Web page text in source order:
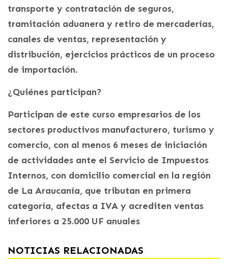
transporte y contratación de seguros,
tramitación aduanera y retiro de mercaderías,
canales de ventas, representación y
distribución, ejercicios prácticos de un proceso
de importación.
¿Quiénes participan?
Participan de este curso empresarios de los
sectores productivos manufacturero, turismo y
comercio, con al menos 6 meses de iniciación
de actividades ante el Servicio de Impuestos
Internos, con domicilio comercial en la región
de La Araucanía, que tributan en primera
categoría, afectas a IVA y acrediten ventas
inferiores a 25.000 UF anuales
NOTICIAS RELACIONADAS